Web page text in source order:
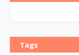
Tags